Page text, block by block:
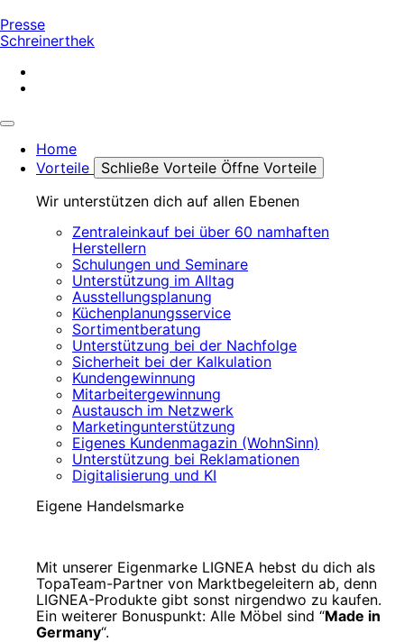
Presse
Schreinerthek
Home
Vorteile
Schließe Vorteile Öffne Vorteile
Wir unterstützen dich auf allen Ebenen
Zentraleinkauf bei über 60 namhaften
Herstellern
Schulungen und Seminare
Unterstützung im Alltag
Ausstellungsplanung
Küchenplanungsservice
Sortimentberatung
Unterstützung bei der Nachfolge
Sicherheit bei der Kalkulation
Kundengewinnung
Mitarbeitergewinnung
Austausch im Netzwerk
Marketingunterstützung
Eigenes Kundenmagazin (WohnSinn)
Unterstützung bei Reklamationen
Digitalisierung und KI
Eigene Handelsmarke
Mit unserer Eigenmarke LIGNEA hebst du dich als
TopaTeam-Partner von Marktbegeleitern ab, denn
LIGNEA-Produkte gibt sonst nirgendwo zu kaufen.
Ein weiterer Bonuspunkt: Alle Möbel sind “Made in
Germany“.